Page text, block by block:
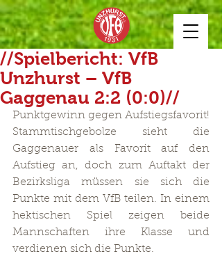
//Spielbericht: VfB
Unzhurst – VfB
Gaggenau 2:2 (0:0)//
Punktgewinn gegen Aufstiegsfavorit!
Stammtischgebolze sieht die
Gaggenauer als Favorit auf den
Aufstieg an, doch zum Auftakt der
Bezirksliga müssen sie sich die
Punkte mit dem VfB teilen. In einem
hektischen Spiel zeigen beide
Mannschaften ihre Klasse und
verdienen sich die Punkte.